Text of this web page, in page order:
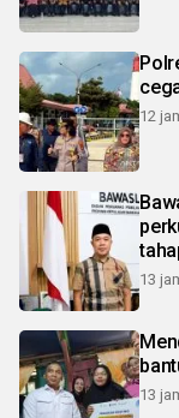
12
13
13